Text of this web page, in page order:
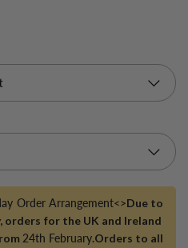
Order Arrangement<>Due to
orders for the UK and Ireland
24th February.Orders to all